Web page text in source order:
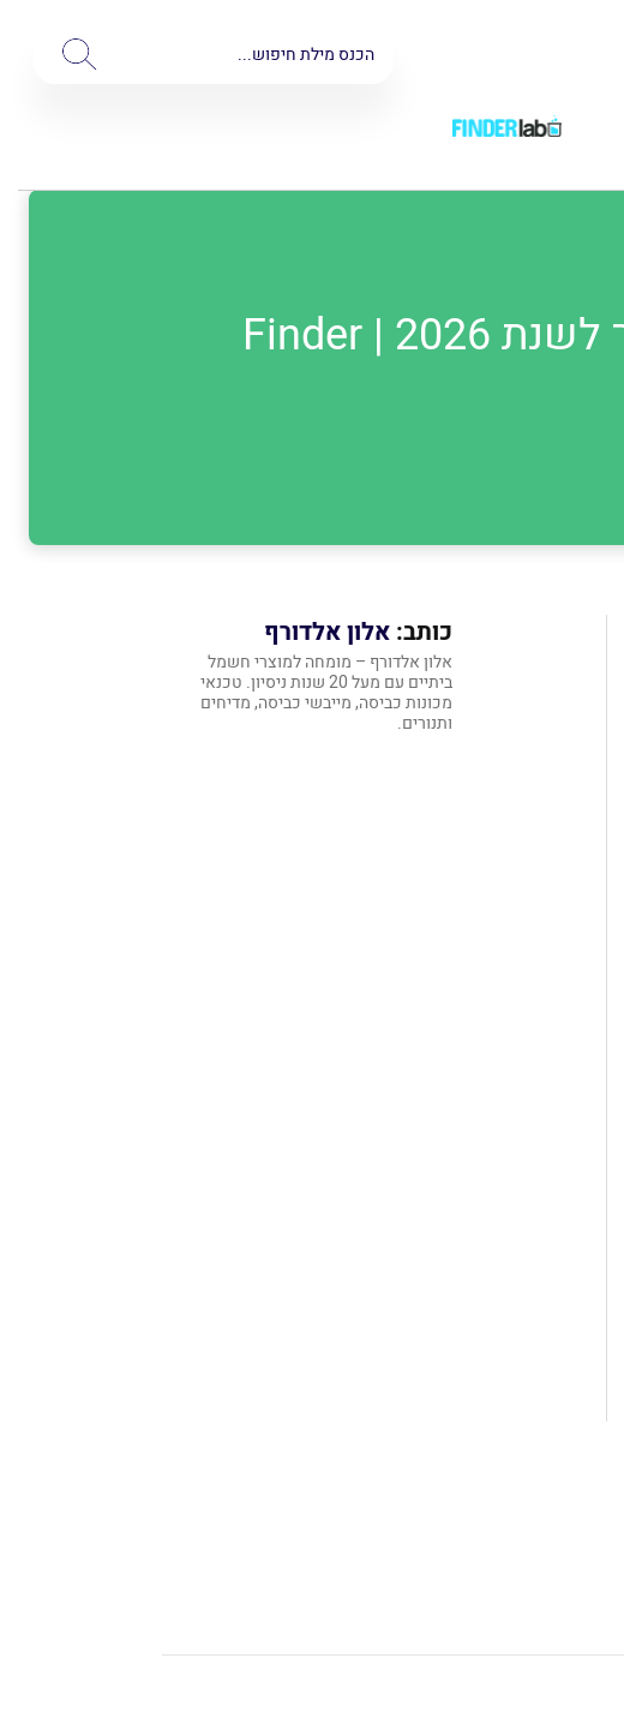
כותב: אלון אלדורף
אלון אלדורף – מומחה למוצרי חשמל
ביתיים עם מעל 20 שנות ניסיון. טכנאי
מכונות כביסה, מייבשי כביסה, מדיחים
ותנורים.